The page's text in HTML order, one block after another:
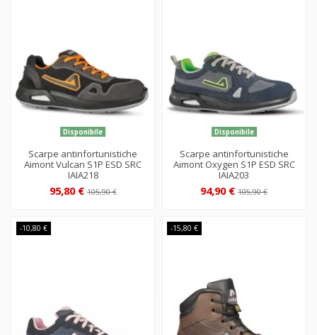
Disponibile
Scarpe antinfortunistiche
Aimont Vulcan S1P ESD SRC
IAIA218
95,80 €105,90 €
Disponibile
Scarpe antinfortunistiche
Aimont Oxygen S1P ESD SRC
IAIA203
94,90 €105,90 €
-10,80 € -15,80 €